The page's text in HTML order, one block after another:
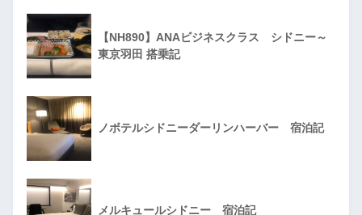
【NH890】ANAビジネスクラス シドニー～
東京羽田 搭乗記
ノボテルシドニーダーリンハーバー 宿泊記
メルキュールシドニー 宿泊記